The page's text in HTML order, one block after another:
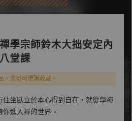
學宗師鈴木大拙安定內
堂課
，您也可單購收藏。
坐臥立於本心得到自在，就從學禪
進入禪的世界。